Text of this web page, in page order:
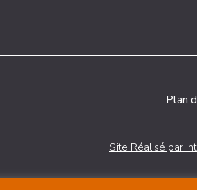
Plan
Site Réalisé par